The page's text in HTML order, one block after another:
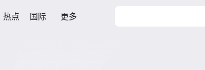
热点 国际 更多